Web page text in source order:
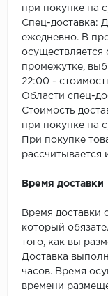
при покупке на
Спец-доставка:
ежедневно. В
осуществляется
промежутке,
22:00 -
Области спец-
Стоимость
при покупке на
При покупке
рассчитывается
Время доставки
Время доставки
который
того, как вы
Доставка
часов. Время
времени